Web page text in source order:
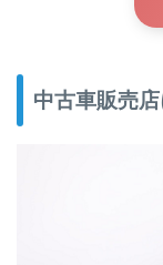
中古車販売